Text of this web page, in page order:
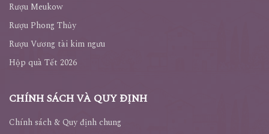
Rượu Meukow
Rượu Phong Thủy
Rượu Vương tài kim ngưu
Hộp quà Tết 2026
CHÍNH SÁCH VÀ QUY ĐỊNH
Chính sách & Quy định chung